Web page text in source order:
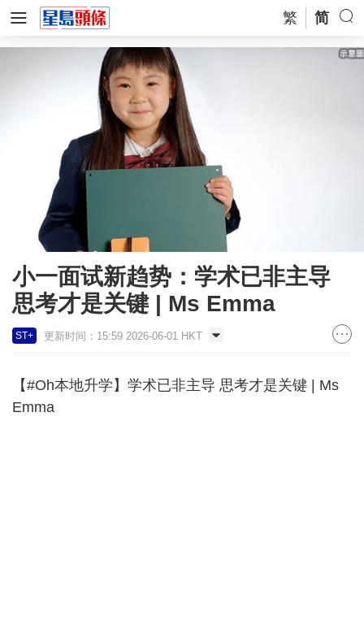
繁 简
小一面试新趋势：学术已非主导
思考才是关键 | Ms Emma
ST+ 更新时间：15:59 2026-06-01 HKT
【#Oh本地升学】学术已非主导 思考才是关键 | Ms
Emma